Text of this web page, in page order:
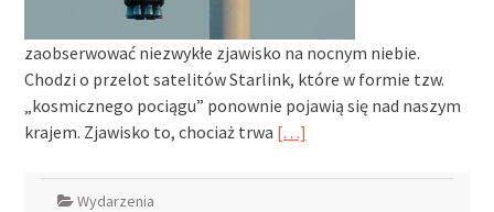
zaobserwować niezwykłe zjawisko na nocnym niebie.
Chodzi o przelot satelitów Starlink, które w formie tzw.
„kosmicznego pociągu” ponownie pojawią się nad naszym
krajem. Zjawisko to, chociaż trwa […]
Wydarzenia